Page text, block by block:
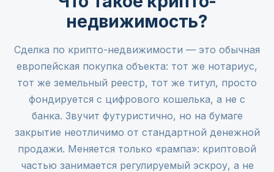
недвижимость?
Сделка по крипто-недвижимости — это обычная
европейская покупка объекта: тот же нотариус,
тот же земельный реестр, тот же титул, просто
фондируется с цифрового кошелька, а не с
банка. Звучит футуристично, но на бумаге
закрытие неотличимо от стандартной денежной
продажи. Меняется только «рампа»: криптовой
частью занимается регулируемый эскроу, а не